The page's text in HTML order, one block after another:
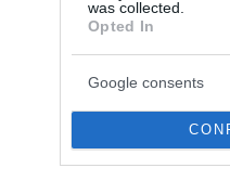
was collected.
Opted In
Google consents
Μην χάσετε το νέο
την Κυριακή με το